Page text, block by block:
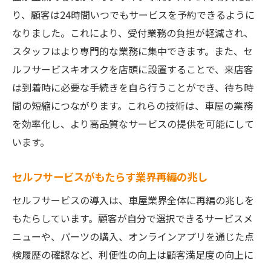
り、顧客は24時間いつでもサービスを予約できるように
なりました。これにより、受付業務の負担が軽減され、
スタッフはより専門的な業務に集中できます。また、セ
ルフサービスキオスクを店頭に設置することで、来店客
は到着時に必要な手続きを自ら行うことができ、待ち時
間の短縮につながります。これらの技術は、車屋の業務
を効率化し、より高品質なサービスの提供を可能にして
います。
セルフサービスがもたらす業界再編の兆し
セルフサービスの導入は、車屋業界全体に再編の兆しを
もたらしています。顧客が自分で選択できるサービスメ
ニューや、パーツの購入、オンラインアプリを通じた点
検履歴の確認など、利便性の向上は顧客満足度の向上に